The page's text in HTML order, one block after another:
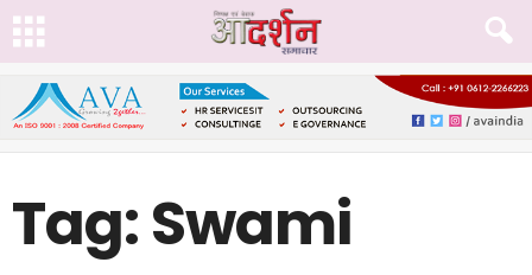
Tag: Swami